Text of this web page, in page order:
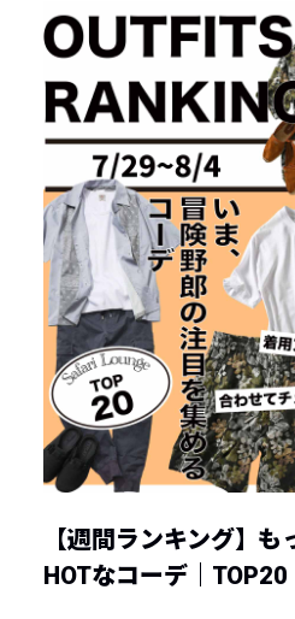
【週間ランキング】も
HOTなコーデ｜TOP20